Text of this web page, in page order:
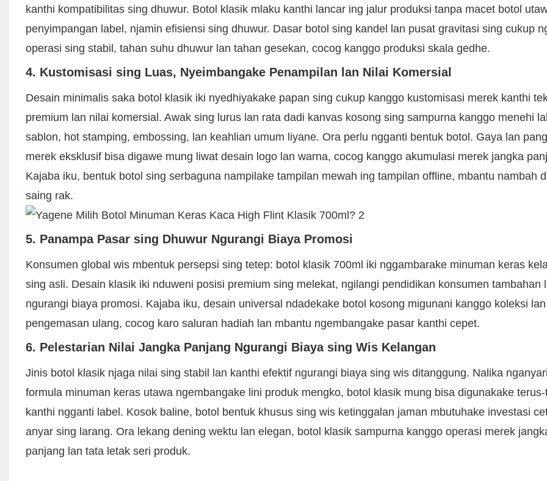
kanthi kompatibilitas sing dhuwur. Botol klasik mlaku kanthi lancar ing jalur produksi tanpa macet botol
penyimpangan label, njamin efisiensi sing dhuwur. Dasar botol sing kandel lan pusat gravitasi sing cukup
operasi sing stabil, tahan suhu dhuwur lan tahan gesekan, cocog kanggo produksi skala gedhe.
4. Kustomisasi sing Luas, Nyeimbangake Penampilan lan Nilai Komersial
Desain minimalis saka botol klasik iki nyedhiyakake papan sing cukup kanggo kustomisasi merek kanthi
premium lan nilai komersial. Awak sing lurus lan rata dadi kanvas kosong sing sampurna kanggo menehi
sablon, hot stamping, embossing, lan keahlian umum liyane. Ora perlu ngganti bentuk botol. Gaya lan
merek eksklusif bisa digawe mung liwat desain logo lan warna, cocog kanggo akumulasi merek jangka
Kajaba iku, bentuk botol sing serbaguna nampilake tampilan mewah ing tampilan offline, mbantu nambah
saing rak.
5. Panampa Pasar sing Dhuwur Ngurangi Biaya Promosi
Konsumen global wis mbentuk persepsi sing tetep: botol klasik 700ml iki nggambarake minuman keras
sing asli. Desain klasik iki nduweni posisi premium sing melekat, ngilangi pendidikan konsumen tambahan
ngurangi biaya promosi. Kajaba iku, desain universal ndadekake botol kosong migunani kanggo koleksi lan
pengemasan ulang, cocog karo saluran hadiah lan mbantu ngembangake pasar kanthi cepet.
6. Pelestarian Nilai Jangka Panjang Ngurangi Biaya sing Wis Kelangan
Jinis botol klasik njaga nilai sing stabil lan kanthi efektif ngurangi biaya sing wis ditanggung. Nalika
formula minuman keras utawa ngembangake lini produk mengko, botol klasik mung bisa digunakake
kanthi ngganti label. Kosok baline, botol bentuk khusus sing wis ketinggalan jaman mbutuhake investasi
anyar sing larang. Ora lekang dening wektu lan elegan, botol klasik sampurna kanggo operasi merek
panjang lan tata letak seri produk.